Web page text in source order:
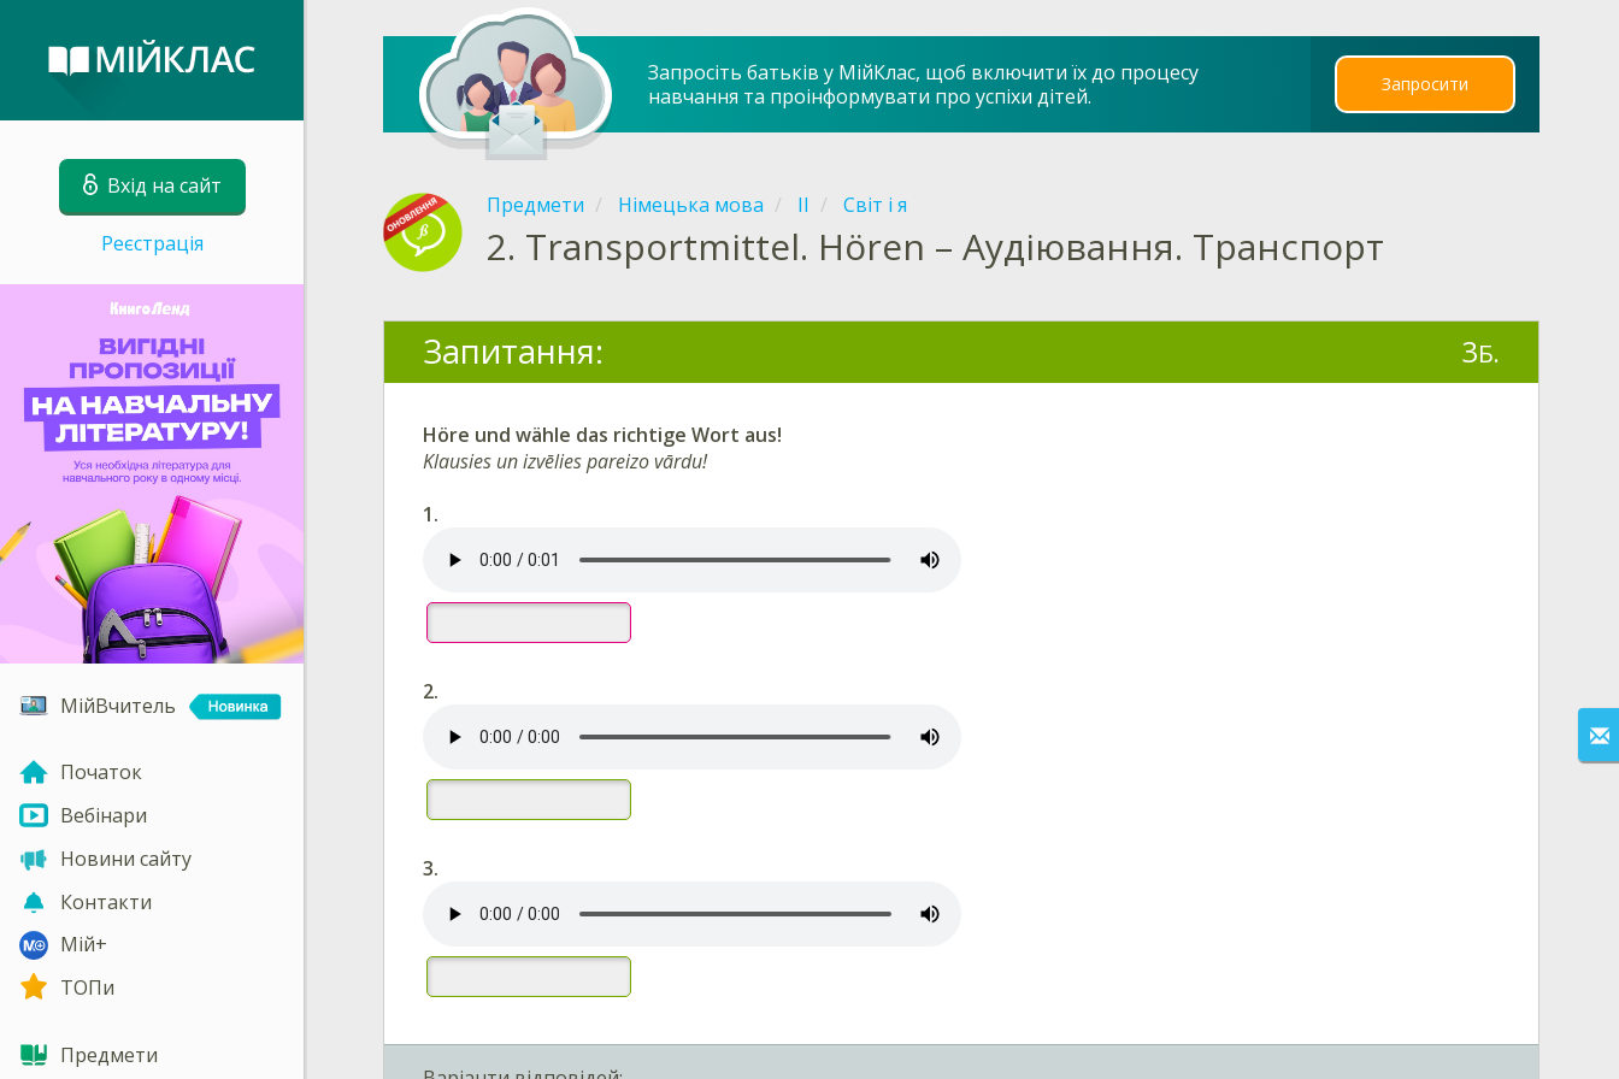
Вхід на сайт
Реєстрація
МійВчитель
Початок
Вебінари
Новини сайту
Контакти
Мій+
ТОПи
Предмети
Запросіть батьків у МійКлас, щоб включити їх до процесу
навчання та проінформувати про успіхи дітей.
Запросити
Предмети Німецька мова ІI Світ і я
2. Transportmittel. Hören – Аудіювання. Транспорт
Запитання: 3Б.
Höre und wähle das richtige Wort aus!
Klausies un izvēlies pareizo vārdu!
1.
2.
3.